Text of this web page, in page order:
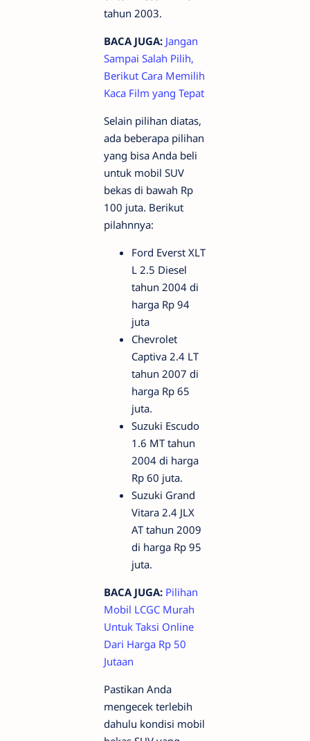
tahun 2003.
BACA JUGA: Jangan
Sampai Salah Pilih,
Berikut Cara Memilih
Kaca Film yang Tepat
Selain pilihan diatas,
ada beberapa pilihan
yang bisa Anda beli
untuk mobil SUV
bekas di bawah Rp
100 juta. Berikut
pilahnnya:
Ford Everst XLT
L 2.5 Diesel
tahun 2004 di
harga Rp 94
juta
Chevrolet
Captiva 2.4 LT
tahun 2007 di
harga Rp 65
juta.
Suzuki Escudo
1.6 MT tahun
2004 di harga
Rp 60 juta.
Suzuki Grand
Vitara 2.4 JLX
AT tahun 2009
di harga Rp 95
juta.
BACA JUGA: Pilihan
Mobil LCGC Murah
Untuk Taksi Online
Dari Harga Rp 50
Jutaan
Pastikan Anda
mengecek terlebih
dahulu kondisi mobil